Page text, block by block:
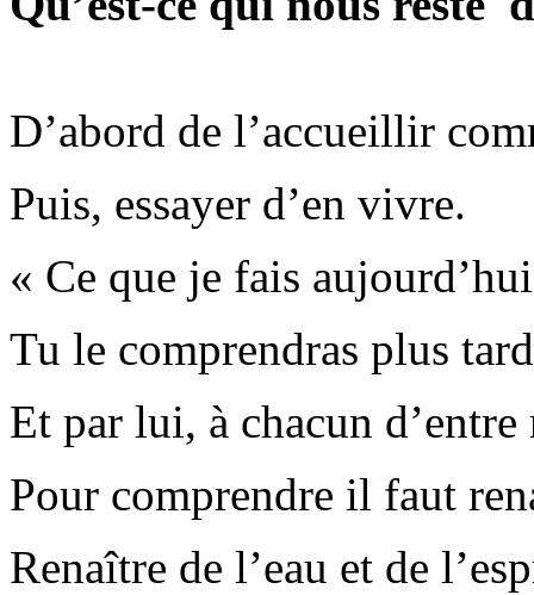
D’abord de l’accueillir
Puis, essayer d’en vivre.
« Ce que je fais
Tu le comprendras plus
Et par lui, à chacun d’entre
Pour comprendre il faut
Renaître de l’eau et de